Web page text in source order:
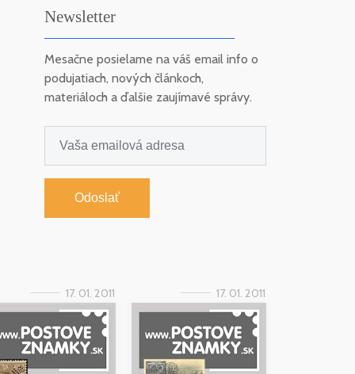
Newsletter
Mesačne posielame na váš email info o
podujatiach, nových článkoch,
materiáloch a ďalšie zaujímavé správy.
Odoslať
17. 01. 2011 17. 01. 2011